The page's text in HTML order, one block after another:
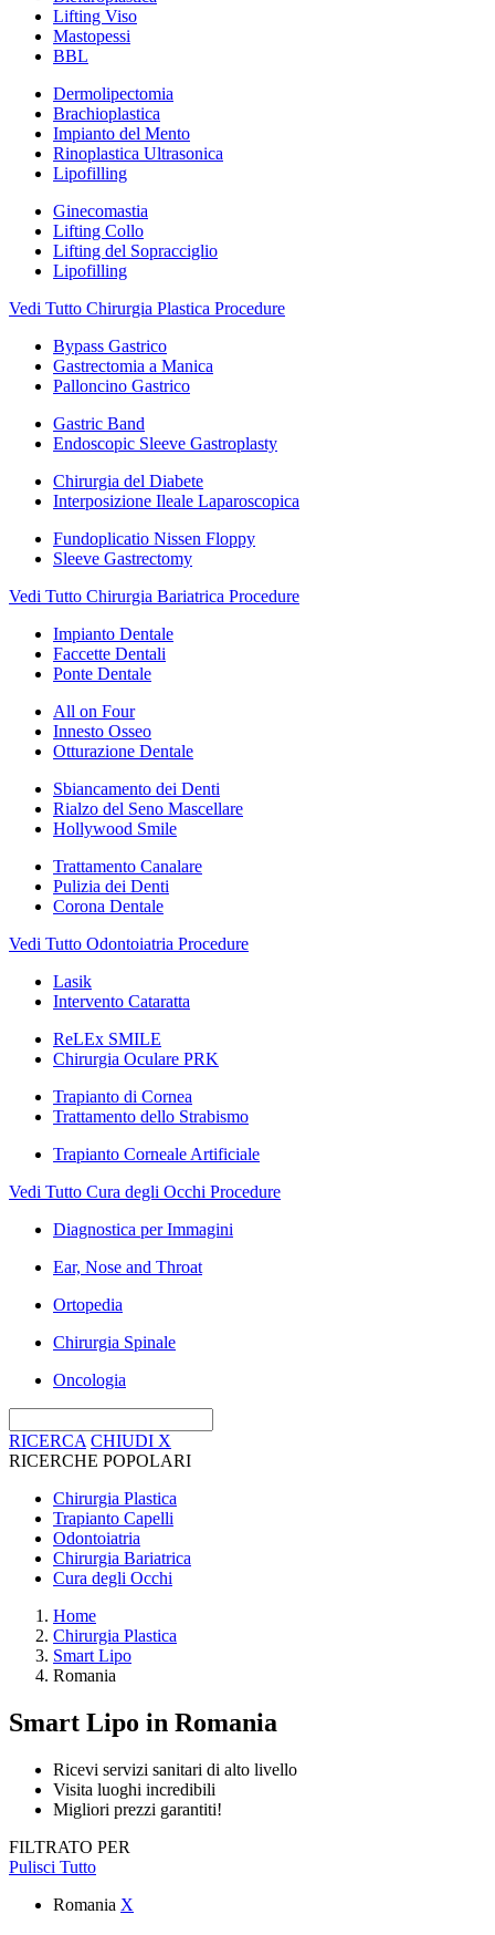
Lifting Viso
Mastopessi
BBL
Dermolipectomia
Brachioplastica
Impianto del Mento
Rinoplastica Ultrasonica
Lipofilling
Ginecomastia
Lifting Collo
Lifting del Sopracciglio
Lipofilling
Vedi Tutto Chirurgia Plastica Procedure
Bypass Gastrico
Gastrectomia a Manica
Palloncino Gastrico
Gastric Band
Endoscopic Sleeve Gastroplasty
Chirurgia del Diabete
Interposizione Ileale Laparoscopica
Fundoplicatio Nissen Floppy
Sleeve Gastrectomy
Vedi Tutto Chirurgia Bariatrica Procedure
Impianto Dentale
Faccette Dentali
Ponte Dentale
All on Four
Innesto Osseo
Otturazione Dentale
Sbiancamento dei Denti
Rialzo del Seno Mascellare
Hollywood Smile
Trattamento Canalare
Pulizia dei Denti
Corona Dentale
Vedi Tutto Odontoiatria Procedure
Lasik
Intervento Cataratta
ReLEx SMILE
Chirurgia Oculare PRK
Trapianto di Cornea
Trattamento dello Strabismo
Trapianto Corneale Artificiale
Vedi Tutto Cura degli Occhi Procedure
Diagnostica per Immagini
Ear, Nose and Throat
Ortopedia
Chirurgia Spinale
Oncologia
RICERCA CHIUDI X
RICERCHE POPOLARI
Chirurgia Plastica
Trapianto Capelli
Odontoiatria
Chirurgia Bariatrica
Cura degli Occhi
Home
Chirurgia Plastica
Smart Lipo
Romania
Smart Lipo in Romania
Ricevi servizi sanitari di alto livello
Visita luoghi incredibili
Migliori prezzi garantiti!
FILTRATO PER
Pulisci Tutto
Romania X